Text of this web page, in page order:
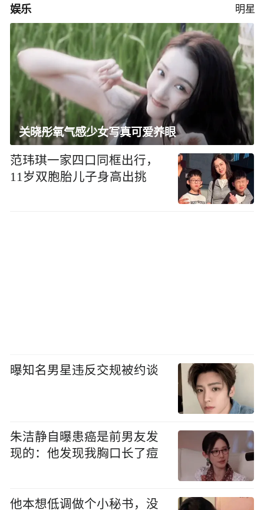
娱乐 明星
关晓彤氧气感少女写真可爱养眼
范玮琪一家四口同框出行，
11岁双胞胎儿子身高出挑
曝知名男星违反交规被约谈
朱洁静自曝患癌是前男友发
现的：他发现我胸口长了痘
他本想低调做个小秘书，没